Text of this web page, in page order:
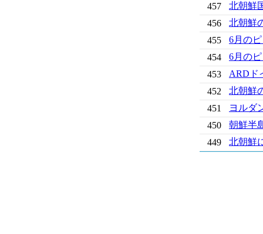
457
北朝鮮
456
北朝鮮
455
6月の
454
6月の
453
ARDド
452
北朝鮮
451
ヨルダ
450
朝鮮半
449
北朝鮮